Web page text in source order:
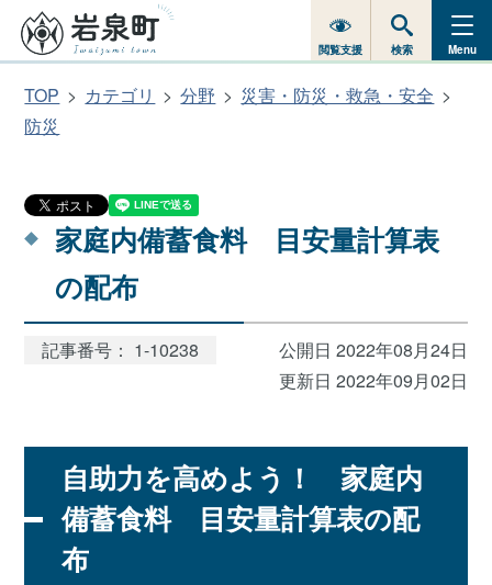
閲覧支援 検索 Menu
TOP カテゴリ 分野
災害・防災・救急・安全
防災
家庭内備蓄食料 目安量計算表
の配布
記事番号： 1-10238
公開日 2022年08月24日
更新日 2022年09月02日
自助力を高めよう！ 家庭内
備蓄食料 目安量計算表の配
布